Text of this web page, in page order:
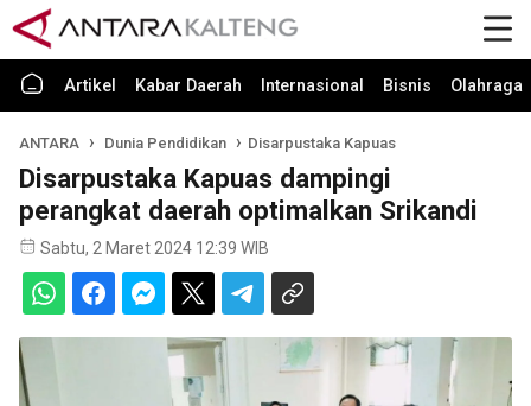
Artikel Kabar Daerah Internasional Bisnis Olahraga
ANTARA Dunia Pendidikan Disarpustaka Kapuas
Disarpustaka Kapuas dampingi
perangkat daerah optimalkan Srikandi
Sabtu, 2 Maret 2024 12:39 WIB